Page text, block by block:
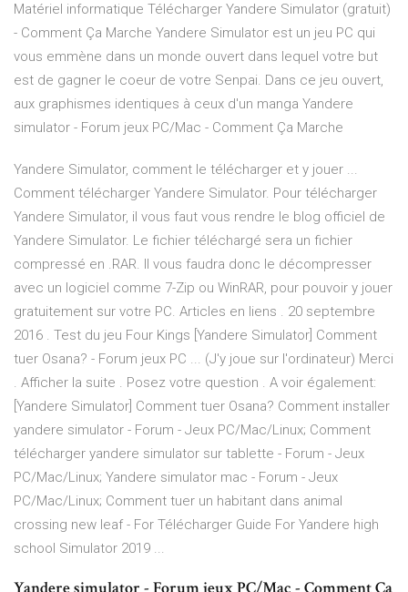
Matériel informatique Télécharger Yandere Simulator (gratuit)
- Comment Ça Marche Yandere Simulator est un jeu PC qui
vous emmène dans un monde ouvert dans lequel votre but
est de gagner le coeur de votre Senpai. Dans ce jeu ouvert,
aux graphismes identiques à ceux d'un manga Yandere
simulator - Forum jeux PC/Mac - Comment Ça Marche
Yandere Simulator, comment le télécharger et y jouer ...
Comment télécharger Yandere Simulator. Pour télécharger
Yandere Simulator, il vous faut vous rendre le blog officiel de
Yandere Simulator. Le fichier téléchargé sera un fichier
compressé en .RAR. Il vous faudra donc le décompresser
avec un logiciel comme 7-Zip ou WinRAR, pour pouvoir y jouer
gratuitement sur votre PC. Articles en liens . 20 septembre
2016 . Test du jeu Four Kings [Yandere Simulator] Comment
tuer Osana? - Forum jeux PC ... (J'y joue sur l'ordinateur) Merci
. Afficher la suite . Posez votre question . A voir également:
[Yandere Simulator] Comment tuer Osana? Comment installer
yandere simulator - Forum - Jeux PC/Mac/Linux; Comment
télécharger yandere simulator sur tablette - Forum - Jeux
PC/Mac/Linux; Yandere simulator mac - Forum - Jeux
PC/Mac/Linux; Comment tuer un habitant dans animal
crossing new leaf - For Télécharger Guide For Yandere high
school Simulator 2019 ...